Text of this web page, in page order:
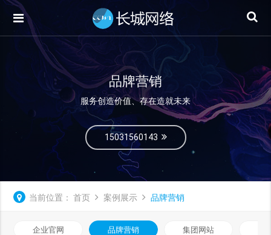
品牌营销
服务创造价值、存在造就未来
15031560143
当前位置： 首页 案例展示 品牌营销
企业官网 品牌营销 集团网站